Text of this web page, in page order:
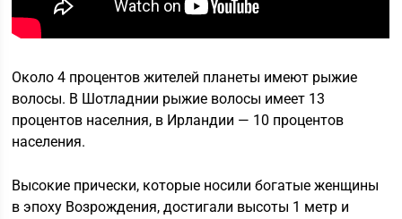
Около 4 процентов жителей планеты имеют рыжие
волосы. В Шотладнии рыжие волосы имеет 13
процентов населния, в Ирландии — 10 процентов
населения.
Высокие прически, которые носили богатые женщины
в эпоху Возрождения, достигали высоты 1 метр и